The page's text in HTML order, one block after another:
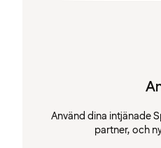
Använd dina intjänade
partner, och